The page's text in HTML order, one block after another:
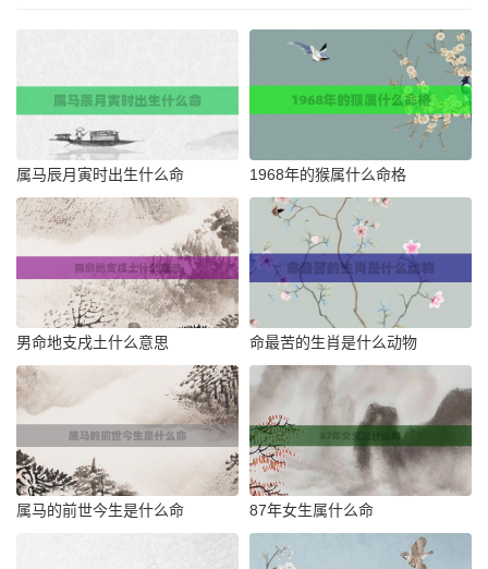
属马辰月寅时出生什么命 1968年的猴属什么命格
男命地支戌土什么意思 命最苦的生肖是什么动物
属马的前世今生是什么命 87年女生属什么命